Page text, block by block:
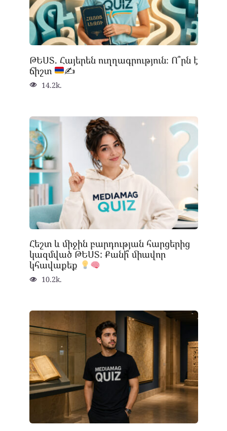
ԹԵՍՏ. Հայերեն ուղղագրություն։ Ո՞րն է
ճիշտ
✍
14.2k.
Հեշտ և միջին բարդության հարցերից
կազմված ԹԵՍՏ: Քանի՞ միավոր
կհավաքեք
10.2k.